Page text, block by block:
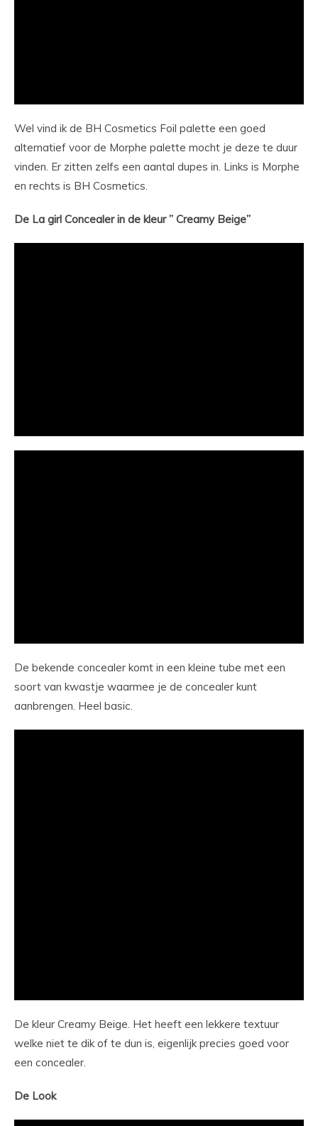
Wel vind ik de BH Cosmetics Foil palette een goed
alternatief voor de Morphe palette mocht je deze te duur
vinden. Er zitten zelfs een aantal dupes in. Links is Morphe
en rechts is BH Cosmetics.
De La girl Concealer in de kleur ” Creamy Beige”
De bekende concealer komt in een kleine tube met een
soort van kwastje waarmee je de concealer kunt
aanbrengen. Heel basic.
De kleur Creamy Beige. Het heeft een lekkere textuur
welke niet te dik of te dun is, eigenlijk precies goed voor
een concealer.
De Look